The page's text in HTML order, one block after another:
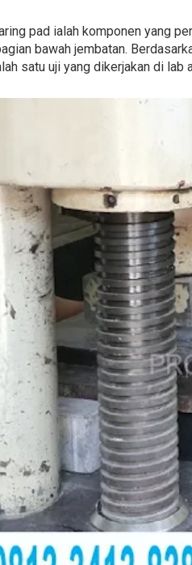
pad ialah komponen yang
bawah jembatan.
satu uji yang dikerjakan di lab